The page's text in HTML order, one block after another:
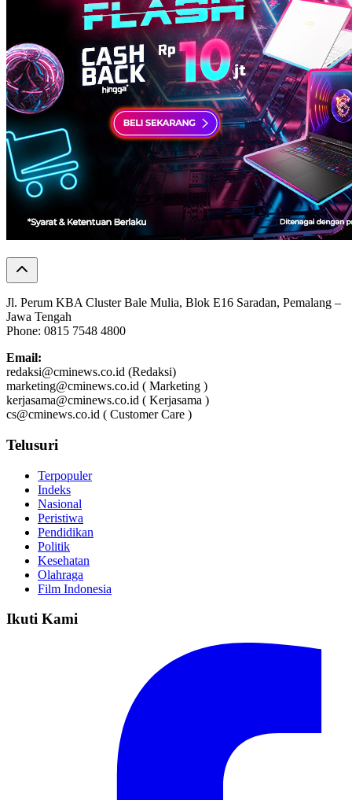
Jl. Perum KBA Cluster Bale Mulia, Blok E16 Saradan, Pemalang –
Jawa Tengah
Phone: 0815 7548 4800
Email:
redaksi@cminews.co.id (Redaksi)
marketing@cminews.co.id ( Marketing )
kerjasama@cminews.co.id ( Kerjasama )
cs@cminews.co.id ( Customer Care )
Telusuri
Terpopuler
Indeks
Nasional
Peristiwa
Pendidikan
Politik
Kesehatan
Olahraga
Film Indonesia
Ikuti Kami